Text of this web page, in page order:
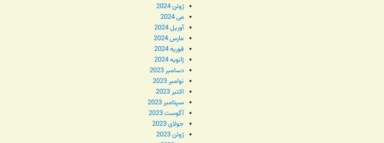
ژوئن 2024
می 2024
آوریل 2024
مارس 2024
فوریه 2024
ژانویه 2024
دسامبر 2023
نوامبر 2023
اکتبر 2023
سپتامبر 2023
آگوست 2023
جولای 2023
ژوئن 2023